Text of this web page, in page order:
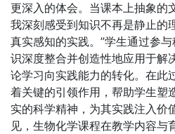
更深入的体会。当课本上抽象的
我深刻感受到知识不再是静止的
真实感知的实践。”学生通过参
识深度整合并创造性地应用于解
论学习向实践能力的转化。在此
着关键的引领作用，帮助学生塑
实的科学精神，为其实践注入价
见，生物化学课程在教学内容与